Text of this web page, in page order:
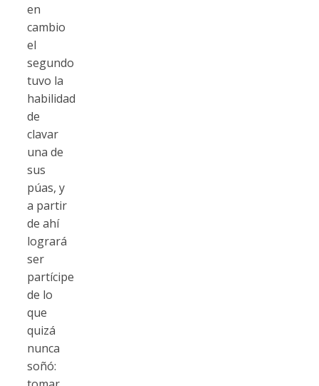
en
cambio
el
segundo
tuvo la
habilidad
de
clavar
una de
sus
púas, y
a partir
de ahí
logrará
ser
partícipe
de lo
que
quizá
nunca
soñó: